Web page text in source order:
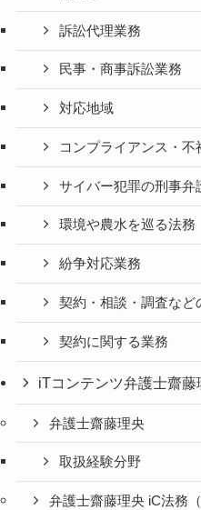
訴訟代理業務
民事・商事訴訟業務
対応地域
コンプライアンス・
サイバー犯罪の刑事弁
環境や農水を巡る法務
紛争対応業務
契約・相談・調査など
契約に関する業務
iTコンテンツ弁護士齋藤
弁護士齋藤理央
取扱経験分野
弁護士齋藤理央 iC法務